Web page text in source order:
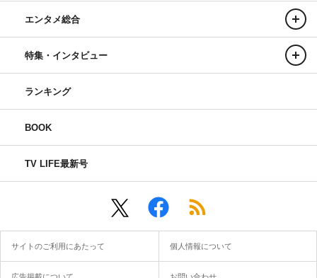
エンタメ総合
特集・インタビュー
ランキング
BOOK
TV LIFE最新号
サイトのご利用にあたって 個人情報について